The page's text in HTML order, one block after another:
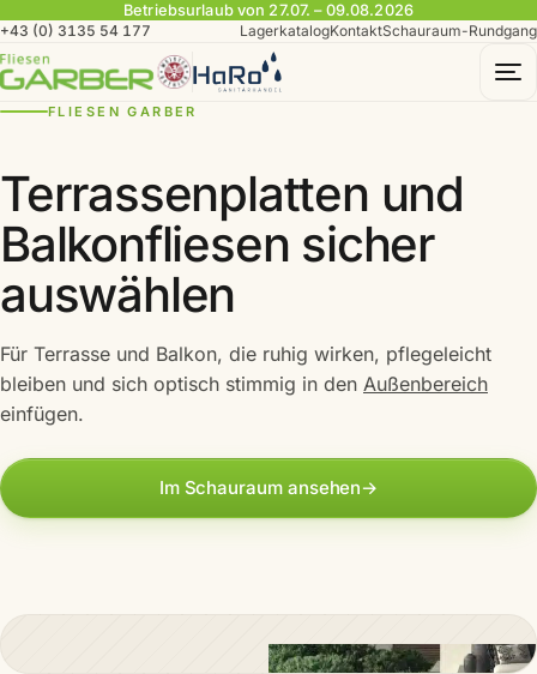
Betriebsurlaub von 27.07. – 09.08.2026
+43 (0) 3135 54 177
LagerkatalogKontaktSchauraum-Rundgang
FLIESEN GARBER
Terrassenplatten und
Balkonfliesen sicher
auswählen
Für Terrasse und Balkon, die ruhig wirken, pflegeleicht
bleiben und sich optisch stimmig in den Außenbereich
einfügen.
Im Schauraum ansehen→